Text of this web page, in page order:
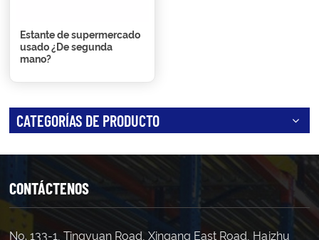
Estante de supermercado
usado ¿De segunda
mano?
CATEGORÍAS DE PRODUCTO
CONTÁCTENOS
No. 133-1, Tingyuan Road, Xingang East Road, Haizhu